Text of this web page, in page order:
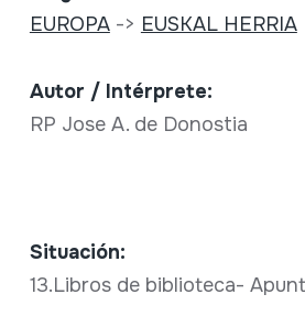
EUROPA-> EUSKAL HERRIA
Autor / Intérprete:
RP Jose A. de Donostia
Situación:
13.Libros de biblioteca-